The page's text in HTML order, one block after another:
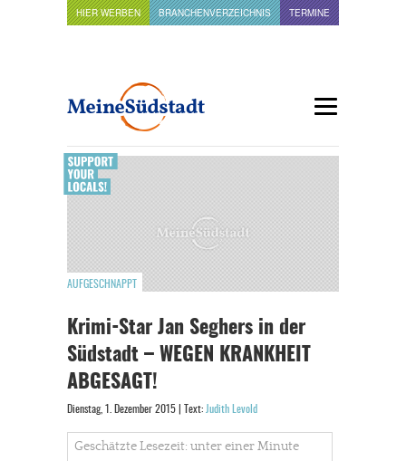
HIER WERBEN BRANCHENVERZEICHNIS TERMINE
AUFGESCHNAPPT
Krimi-Star Jan Seghers in der
Südstadt – WEGEN KRANKHEIT
ABGESAGT!
Dienstag, 1. Dezember 2015 | Text: Judith Levold
Geschätzte Lesezeit: unter einer Minute